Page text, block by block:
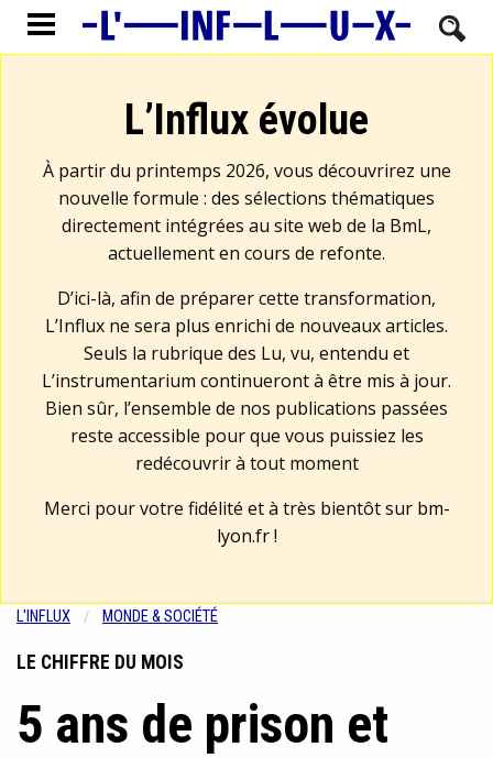
L’Influx évolue
À partir du printemps 2026, vous découvrirez une
nouvelle formule : des sélections thématiques
directement intégrées au site web de la BmL,
actuellement en cours de refonte.
D’ici-là, afin de préparer cette transformation,
L’Influx ne sera plus enrichi de nouveaux articles.
Seuls la rubrique des Lu, vu, entendu et
L’instrumentarium continueront à être mis à jour.
Bien sûr, l’ensemble de nos publications passées
reste accessible pour que vous puissiez les
redécouvrir à tout moment
Merci pour votre fidélité et à très bientôt sur bm-
lyon.fr!
L'INFLUX MONDE & SOCIÉTÉ
LE CHIFFRE DU MOIS
5 ans de prison et